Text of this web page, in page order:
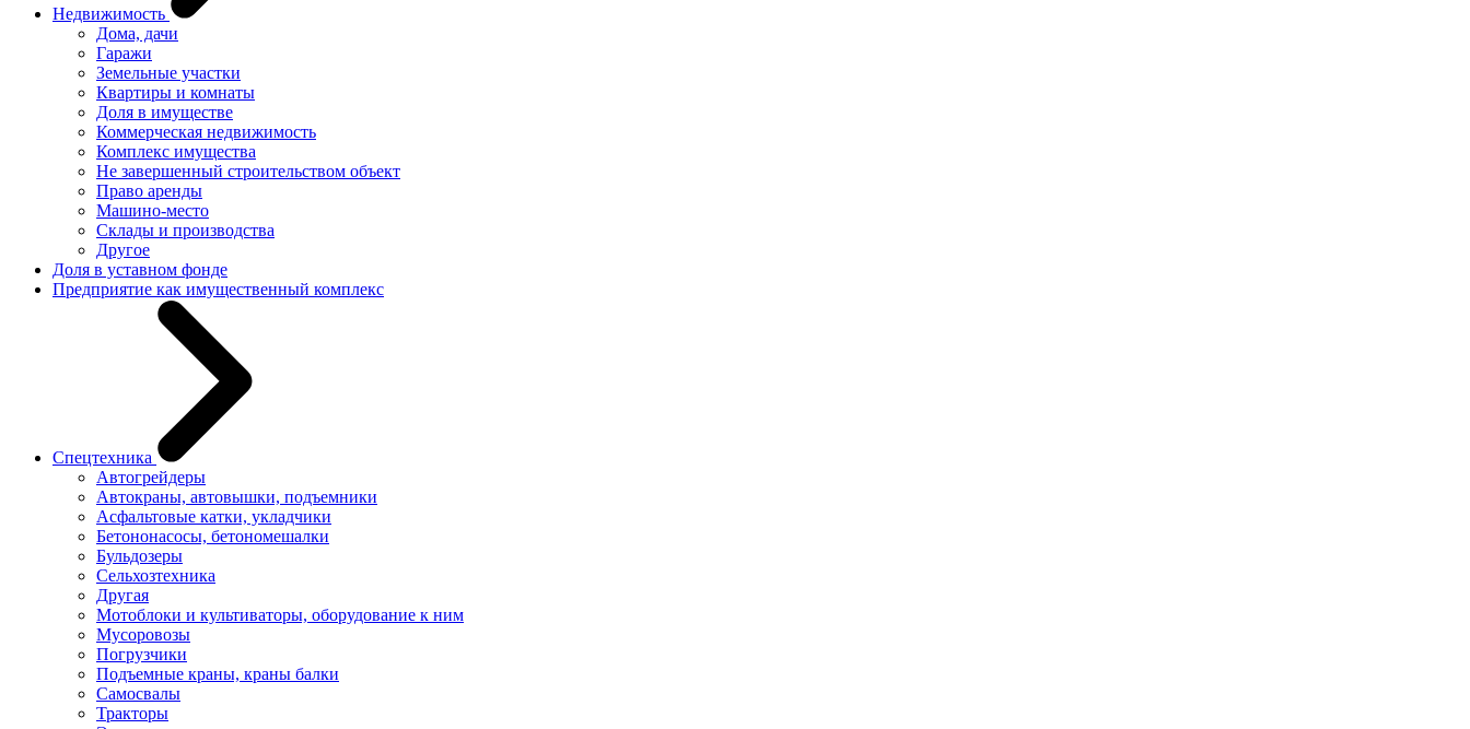
Недвижимость
Дома, дачи
Гаражи
Земельные участки
Квартиры и комнаты
Доля в имуществе
Коммерческая недвижимость
Комплекс имущества
Не завершенный строительством объект
Право аренды
Машино-место
Склады и производства
Другое
Доля в уставном фонде
Предприятие как имущественный комплекс
Спецтехника
Автогрейдеры
Автокраны, автовышки, подъемники
Асфальтовые катки, укладчики
Бетононасосы, бетономешалки
Бульдозеры
Сельхозтехника
Другая
Мотоблоки и культиваторы, оборудование к ним
Мусоровозы
Погрузчики
Подъемные краны, краны балки
Самосвалы
Тракторы